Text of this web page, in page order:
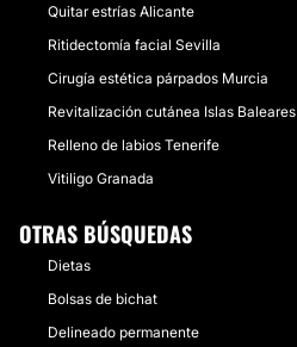
Quitar estrías Alicante
Ritidectomía facial Sevilla
Cirugía estética párpados Murcia
Revitalización cutánea Islas Baleares
Relleno de labios Tenerife
Vitiligo Granada
OTRAS BÚSQUEDAS
Dietas
Bolsas de bichat
Delineado permanente